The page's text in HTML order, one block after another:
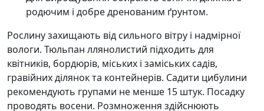
родючим і добре дренованим ґрунтом.
Рослину захищають від сильного вітру і надмірної
вологи. Тюльпан ллянолистий підходить для
квітників, бордюрів, міських і заміських садів,
гравійних ділянок та контейнерів. Садити цибулини
рекомендують групами не менше 15 штук. Посадку
проводять восени. Розмноження здійснюють